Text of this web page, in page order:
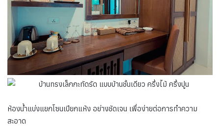
ห้องน้ำแบ่งแยกโซนเปียกแห้ง อย่างชัดเจน เพื่อง่ายต่อการทำความ
สะอาด